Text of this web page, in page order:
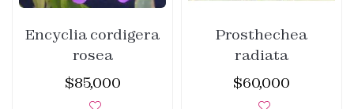
Encyclia cordigera
rosea
$85,000
Prosthechea
radiata
$60,000